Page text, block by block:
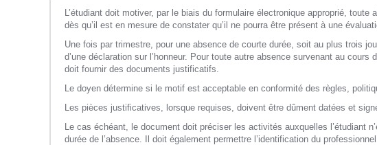
L’étudiant doit motiver, par le biais du formulaire électronique approprié,
dès qu’il est en mesure de constater qu’il ne pourra être présent à une
Une fois par trimestre, pour une absence de courte durée, soit au plus trois
d’une déclaration sur l’honneur. Pour toute autre absence survenant au
doit fournir des documents justificatifs.
Le doyen détermine si le motif est acceptable en conformité des règles,
Les pièces justificatives, lorsque requises, doivent être dûment datées et
Le cas échéant, le document doit préciser les activités auxquelles l’étudiant
durée de l’absence. Il doit également permettre l’identification du